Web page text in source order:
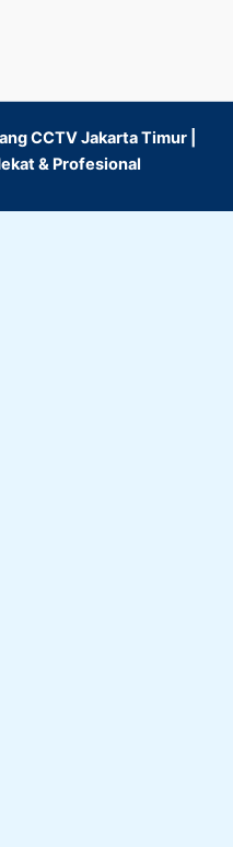
CCTV Jakarta Timur |
& Profesional